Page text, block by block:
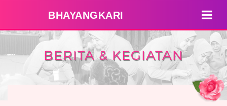
BHAYANGKARI
BERITA & KEGIATAN